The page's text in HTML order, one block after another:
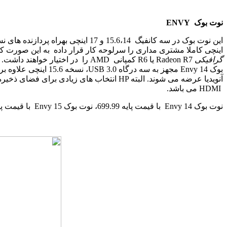
نوت بوک ENVY
این نوت بوک در سه کانفیگ 14،15.6 و 17 اینچی بهراه پردازنده
اینچی کاملا مشتری مداری را سرلوحه کار قرار داده به این
گرافیکی Radeon R7 یا R6 کمپانی AMD را در اختیار خواهند
بوک Envy 14 مجهز به سه درگاه USB 3.0، نسخه 15.6 اینچی علاوه
آنویدیا عرضه می شوند. البته HP انتخاب های زیادی برای فضای
HDMI می باشد.
نوت بوک Envy 14 با قیمت پایه 699.99، نوت بوک Envy 15 با قیمت